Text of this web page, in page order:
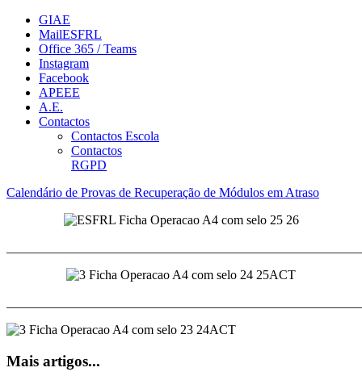
GIAE
MailESFRL
Office 365 / Teams
Instagram
Facebook
APEEE
A.E.
Contactos
Contactos Escola
Contactos
RGPD
Calendário de Provas de Recuperação de Módulos em Atraso
Mais artigos...